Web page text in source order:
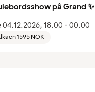
på Grand ✨
04.12.2026, 18.00 - 00.00
1595 NOK